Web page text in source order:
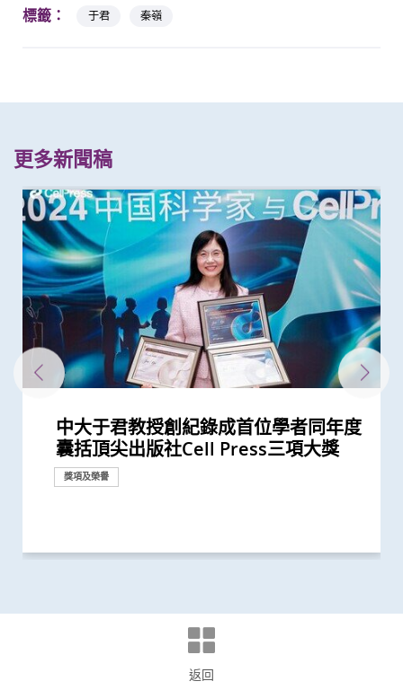
標籤： 于君 秦嶺
更多新聞稿
中大于君教授創紀錄成首位學者同年度
囊括頂尖出版社Cell Press三項大獎
獎項及榮譽
中大研究發現咽峽炎鏈球菌可引致胃癌
研究
中大醫學院于君教授成今年唯一來自本
港學府的學者 獲頒「吳階平—保羅．
楊森醫學藥學獎」
于君教授榮獲中國工程科學界最高榮譽
獎項
獎項及榮譽
中大嶄新技術 以糞便細菌基因偵測大
腸癌及瘜肉復發 靈敏度逾九成
研究
中大醫學院訂立亞洲首個「三維骨質量
標準值」有助及早診斷骨質疏鬆及預防
骨折
中大研究發現非酒精性脂肪肝誘發肝癌
的關鍵致癌基因
研究
中大醫學院兩教授齊獲「藥明康德生命
化學研究獎」
獎項及榮譽
中大四科研項目榮獲國家教育部高等學
校科學研究優秀成果獎 為本港院校之
冠
返回